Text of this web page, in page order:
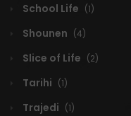
School Life (1)
Shounen (4)
Slice of Life (2)
Tarihi (1)
Trajedi (1)